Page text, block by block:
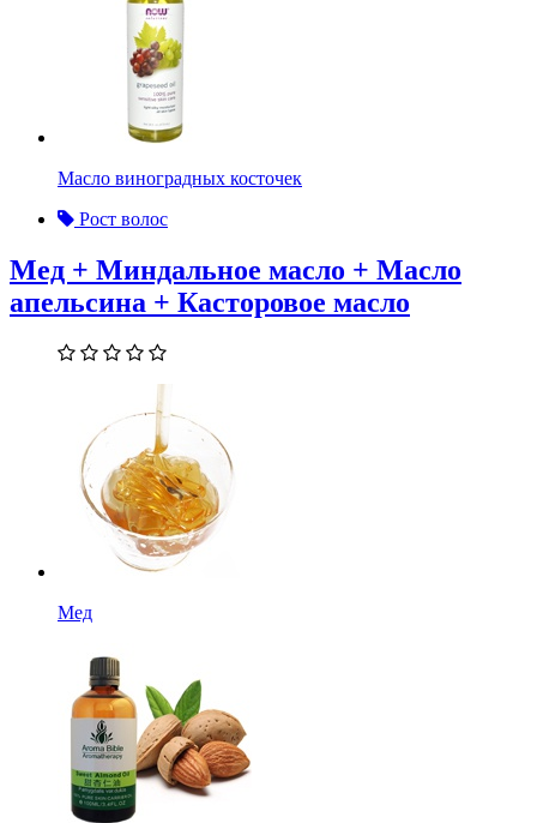
Масло виноградных косточек
Рост волос
Мед + Миндальное масло + Масло
апельсина + Касторовое масло
Мед